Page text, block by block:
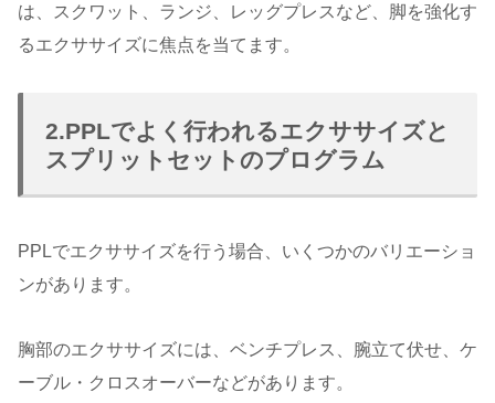
は、スクワット、ランジ、レッグプレスなど、脚を強化す
るエクササイズに焦点を当てます。
2.PPLでよく行われるエクササイズと
スプリットセットのプログラム
PPLでエクササイズを行う場合、いくつかのバリエーショ
ンがあります。
胸部のエクササイズには、ベンチプレス、腕立て伏せ、ケ
ーブル・クロスオーバーなどがあります。